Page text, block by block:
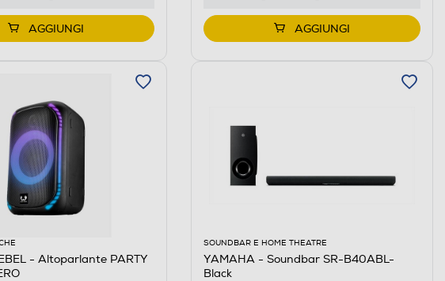
AGGIUNGI AGGIUNGI
- Altoparlante PARTY
SOUNDBAR E HOME THEATRE
YAMAHA - Soundbar SR-B40ABL-
Black